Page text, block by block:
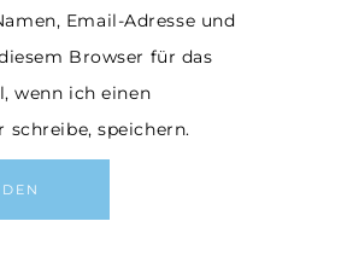
Email-Adresse und
Browser für das
wenn ich einen
schreibe, speichern.